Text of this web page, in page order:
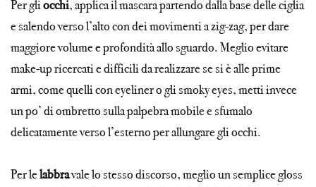
Per gliocchi, applica il mascara partendo dalla base delle ciglia
e salendo verso l’alto con dei movimenti a zig-zag, per dare
maggiore volume e profondità allo sguardo. Meglio evitare
make-up ricercati e difficili da realizzare se si è alle prime
armi, come quelli con eyeliner o gli smoky eyes, metti invece
un po’ di ombretto sulla palpebra mobile e sfumalo
delicatamente verso l’esterno per allungare gli occhi.
Per lelabbravale lo stesso discorso, meglio un semplice gloss